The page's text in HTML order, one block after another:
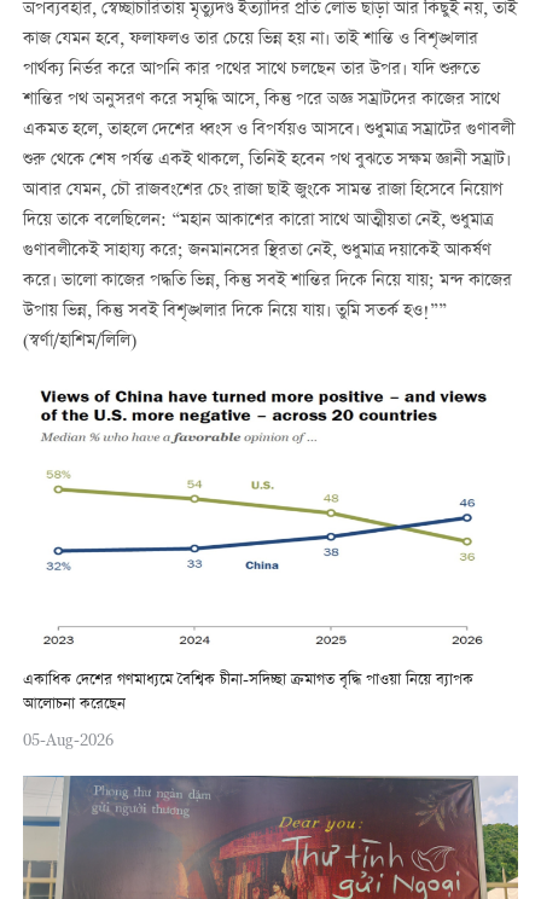
অপব্যবহার, স্বেচ্ছাচারিতায় মৃত্যুদণ্ড ইত্যাদির প্রতি লোভ ছাড়া আর কিছুই নয়, তাই
কাজ যেমন হবে, ফলাফলও তার চেয়ে ভিন্ন হয় না। তাই শান্তি ও বিশৃঙ্খলার
পার্থক্য নির্ভর করে আপনি কার পথের সাথে চলছেন তার উপর। যদি শুরুতে
শান্তির পথ অনুসরণ করে সমৃদ্ধি আসে, কিন্তু পরে অজ্ঞ সম্রাটদের কাজের সাথে
একমত হলে, তাহলে দেশের ধ্বংস ও বিপর্যয়ও আসবে। শুধুমাত্র সম্রাটের গুণাবলী
শুরু থেকে শেষ পর্যন্ত একই থাকলে, তিনিই হবেন পথ বুঝতে সক্ষম জ্ঞানী সম্রাট।
আবার যেমন, চৌ রাজবংশের চেং রাজা ছাই জুংকে সামন্ত রাজা হিসেবে নিয়োগ
দিয়ে তাকে বলেছিলেন: “মহান আকাশের কারো সাথে আত্মীয়তা নেই, শুধুমাত্র
গুণাবলীকেই সাহায্য করে; জনমানসের স্থিরতা নেই, শুধুমাত্র দয়াকেই আকর্ষণ
করে। ভালো কাজের পদ্ধতি ভিন্ন, কিন্তু সবই শান্তির দিকে নিয়ে যায়; মন্দ কাজের
উপায় ভিন্ন, কিন্তু সবই বিশৃঙ্খলার দিকে নিয়ে যায়। তুমি সতর্ক হও!””
(স্বর্ণা/হাশিম/লিলি)
একাধিক দেশের গণমাধ্যমে বৈশ্বিক চীনা-সদিচ্ছা ক্রমাগত বৃদ্ধি পাওয়া নিয়ে ব্যাপক
আলোচনা করেছেন
05-Aug-2026